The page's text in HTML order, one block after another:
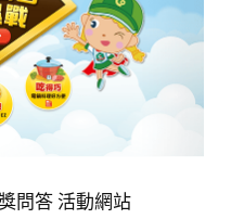
問答 活動網站